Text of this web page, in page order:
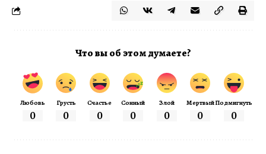
Что вы об этом думаете?
Любовь
0
Грусть
0
Счастье
0
Сонный
0
Злой
0
Мертвый
0
Подмигнуть
0